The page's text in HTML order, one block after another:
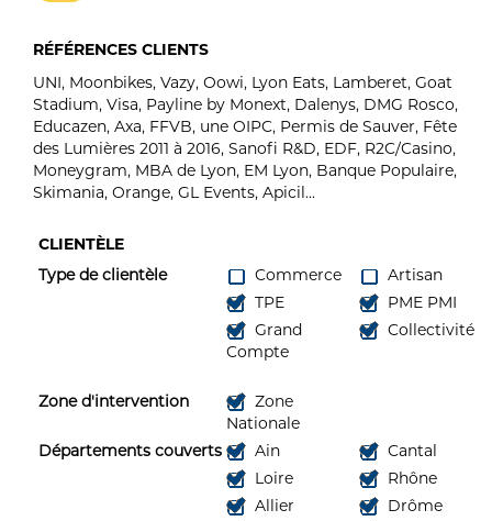
RÉFÉRENCES CLIENTS
UNI, Moonbikes, Vazy, Oowi, Lyon Eats, Lamberet, Goat
Stadium, Visa, Payline by Monext, Dalenys, DMG Rosco,
Educazen, Axa, FFVB, une OIPC, Permis de Sauver, Fête
des Lumières 2011 à 2016, Sanofi R&D, EDF, R2C/Casino,
Moneygram, MBA de Lyon, EM Lyon, Banque Populaire,
Skimania, Orange, GL Events, Apicil...
CLIENTÈLE
Type de clientèle
Commerce
Artisan
TPE
PME PMI
Grand
Compte
Collectivité
Zone d'intervention
Zone
Nationale
Départements couverts
Ain
Cantal
Loire
Rhône
Allier
Drôme